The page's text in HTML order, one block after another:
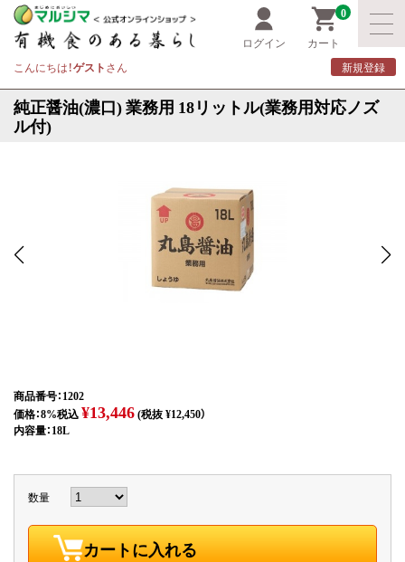
ログイン
0
カート
こんにちは！ゲストさん 新規登録
純正醤油(濃口) 業務用 18リットル(業務用対応ノズ
ル付)
商品番号：1202
価格：8%税込¥13,446(税抜 ¥12,450）
内容量：18L
数量
カートに入れる